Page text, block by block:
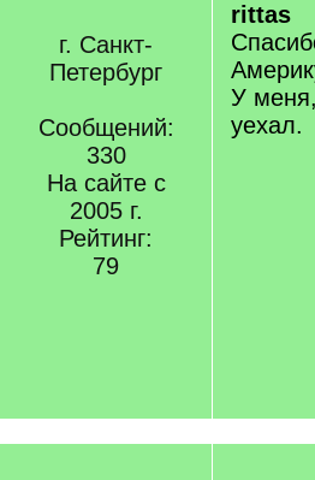
г. Санкт-
Петербург
Сообщений:
330
На сайте с
2005 г.
Рейтинг:
79
rittas
У
уехал.